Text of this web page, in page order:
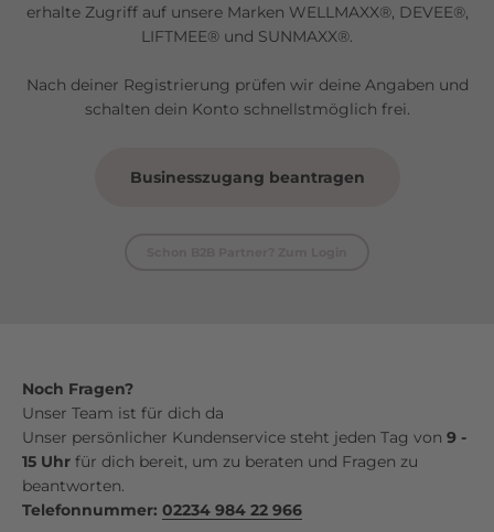
erhalte Zugriff auf unsere Marken WELLMAXX®, DEVEE®,
LIFTMEE® und SUNMAXX®.
Nach deiner Registrierung prüfen wir deine Angaben und
schalten dein Konto schnellstmöglich frei.
Businesszugang beantragen
Noch Fragen?
Unser Team ist für dich da
Unser persönlicher Kundenservice steht jeden Tag von 9 -
15 Uhr für dich bereit, um zu beraten und Fragen zu
beantworten.
Telefonnummer: 02234 984 22 966